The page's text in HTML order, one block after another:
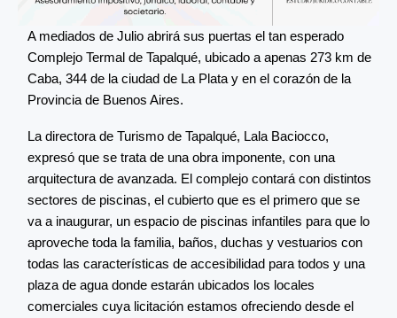
A mediados de Julio abrirá sus puertas el tan esperado
Complejo Termal de Tapalqué, ubicado a apenas 273 km de
Caba, 344 de la ciudad de La Plata y en el corazón de la
Provincia de Buenos Aires.
La directora de Turismo de Tapalqué, Lala Baciocco,
expresó que se trata de una obra imponente, con una
arquitectura de avanzada. El complejo contará con distintos
sectores de piscinas, el cubierto que es el primero que se
va a inaugurar, un espacio de piscinas infantiles para que lo
aproveche toda la familia, baños, duchas y vestuarios con
todas las características de accesibilidad para todos y una
plaza de agua donde estarán ubicados los locales
comerciales cuya licitación estamos ofreciendo desde el